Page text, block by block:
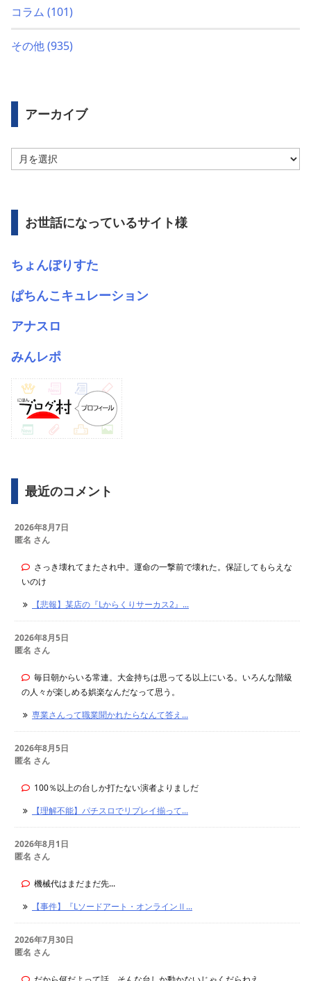
コラム (101)
その他(935)
アーカイブ
ー
ブ
お世話になっているサイト様
ちょんぼりすた
ぱちんこキュレーション
アナスロ
みんレポ
最近のコメント
2026年8月7日
匿名 さん
さっき壊れてまたされ中。運命の一撃前で壊れた。保証してもらえな
いのけ
【悲報】某店の『Lからくりサーカス2』...
2026年8月5日
匿名 さん
毎日朝からいる常連。大金持ちは思ってる以上にいる。いろんな階級
の人々が楽しめる娯楽なんだなって思う。
専業さんって職業聞かれたらなんて答え...
2026年8月5日
匿名 さん
100％以上の台しか打たない演者よりましだ
【理解不能】パチスロでリプレイ揃って...
2026年8月1日
匿名 さん
機械代はまだまだ先...
【事件】『Lソードアート・オンラインⅡ...
2026年7月30日
匿名 さん